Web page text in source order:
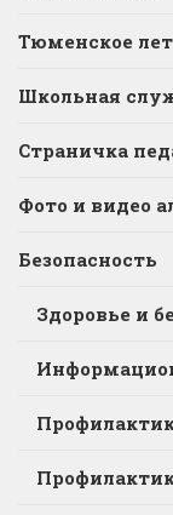
Тюменское
Школьная
Страничка
Фото и видео
Безопасность
Здоровье и